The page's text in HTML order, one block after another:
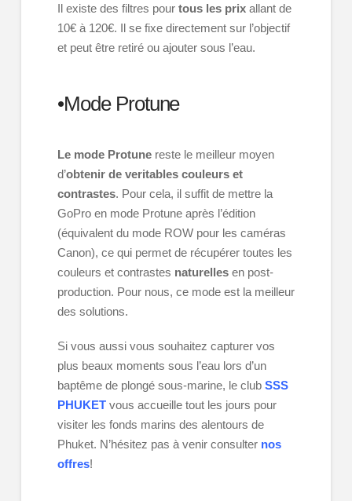
Il existe des filtres pourtous les prix allant de
10€ à 120€. Il se fixe directement sur l’objectif
et peut être retiré ou ajouter sous l’eau.
•Mode Protune
Le mode Protunereste le meilleur moyen
d’obtenir de veritables couleurs et
contrastes. Pour cela, il suffit de mettre la
GoPro en mode Protune après l’édition
(équivalent du mode ROW pour les caméras
Canon), ce qui permet de récupérer toutes les
couleurs et contrastes naturellesen post-
production. Pour nous, ce mode est la meilleur
des solutions.
Si vous aussi vous souhaitez capturer vos
plus beaux moments sous l’eau lors d’un
baptême de plongé sous-marine, le club SSS
PHUKETvous accueille tout les jours pour
visiter les fonds marins des alentours de
Phuket. N’hésitez pas à venir consulter nos
offres!